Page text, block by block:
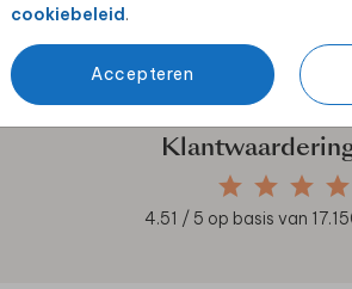
cookiebeleid.
Accepteren
unieke samenwerkingen!
4.51 / 5 op basis van